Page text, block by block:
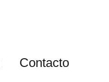
Contacto